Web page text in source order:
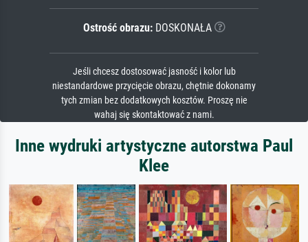
Ostrość obrazu:DOSKONAŁA
Jeśli chcesz dostosować jasność i kolor lub
niestandardowe przycięcie obrazu, chętnie dokonamy
tych zmian bez dodatkowych kosztów. Proszę nie
wahaj się skontaktować z nami.
Inne wydruki artystyczne autorstwa Paul
Klee